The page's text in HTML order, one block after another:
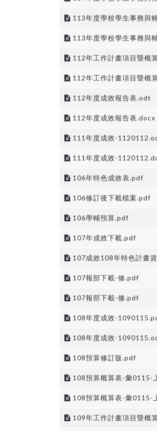
113年度學校學生事務與
113年度學校學生事務與
112年工作計畫項目暨概
112年工作計畫項目暨概
112年度成效報告表.odt
112年度成效報告表.docx
111年度成效-
111年度成效-
106年特色成效表.pdf
106修訂後下載檔案.pdf
106學輔預算.pdf
107年成效下載.pdf
107成效108年特色計畫
107報部下載-修.pdf
107報部下載-修.pdf
108年度成效-
108年度成效-
108預算修訂版.pdf
108預算概算表-彙0115-
108預算概算表-彙0115-
109年工作計畫項目暨概